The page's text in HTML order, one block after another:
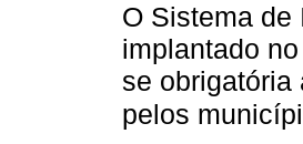
O Sistema de
implantado
se obrigatória
pelos